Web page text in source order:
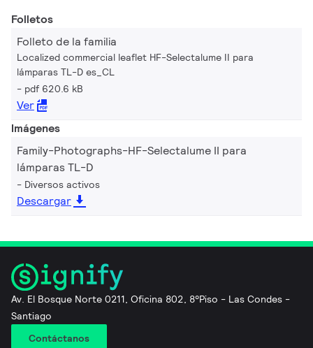
Folletos
Folleto de la familia
Localized commercial leaflet HF-Selectalume II para
lámparas TL-D es_CL
pdf 620.6 kB
Ver
Imágenes
Family-Photographs-HF-Selectalume II para
lámparas TL-D
Diversos activos
Descargar
Av. El Bosque Norte 0211, Oficina 802, 8°Piso - Las Condes -
Santiago
Contáctanos